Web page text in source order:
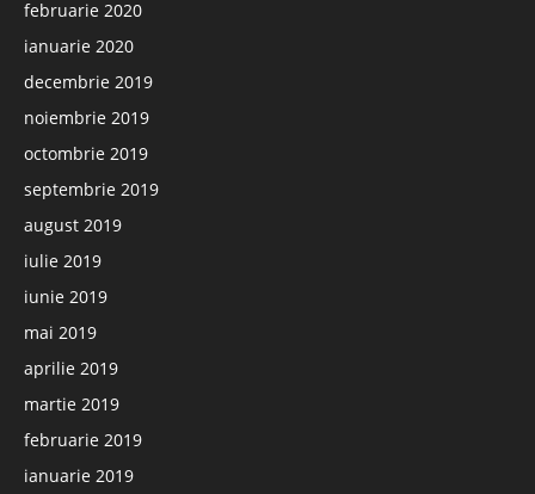
februarie 2020
ianuarie 2020
decembrie 2019
noiembrie 2019
octombrie 2019
septembrie 2019
august 2019
iulie 2019
iunie 2019
mai 2019
aprilie 2019
martie 2019
februarie 2019
ianuarie 2019